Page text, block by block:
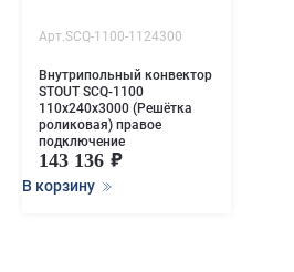
Арт.SCQ-1100-1124300
Внутрипольный конвектор
STOUT SCQ-1100
110х240х3000 (Решётка
роликовая) правое
подключение
143 136
В корзину